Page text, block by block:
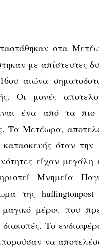
στα
με απίστευτες
αιώνα
Οι μονές
ένα από τα πιο
Τα Μετέωρα,
όταν την
είχαν μεγάλη
Μνημεία
της
μέρος που
Το
να